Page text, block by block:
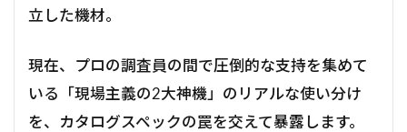
立した機材。
現在、プロの調査員の間で圧倒的な支持を集めて
いる「現場主義の2大神機」のリアルな使い分け
を、カタログスペックの罠を交えて暴露します。